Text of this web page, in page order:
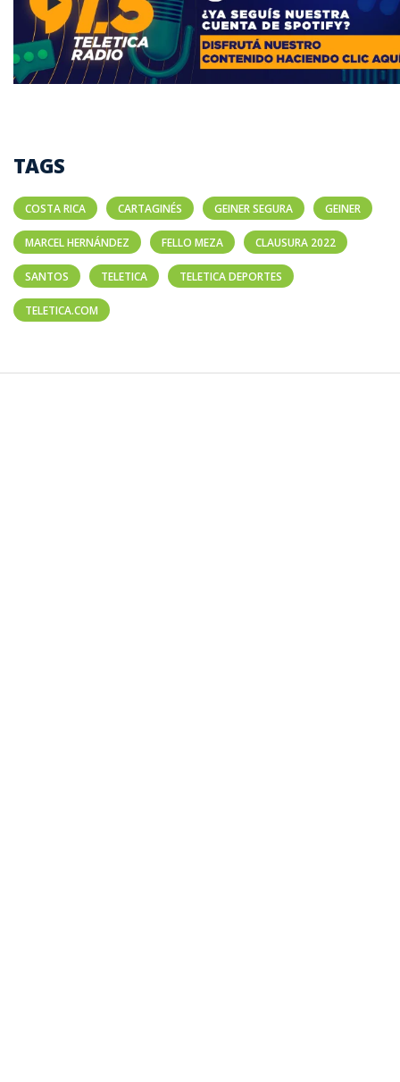
TAGS
COSTA RICA CARTAGINÉS GEINER SEGURA GEINER
MARCEL HERNÁNDEZ FELLO MEZA CLAUSURA 2022
SANTOS TELETICA TELETICA DEPORTES
TELETICA.COM